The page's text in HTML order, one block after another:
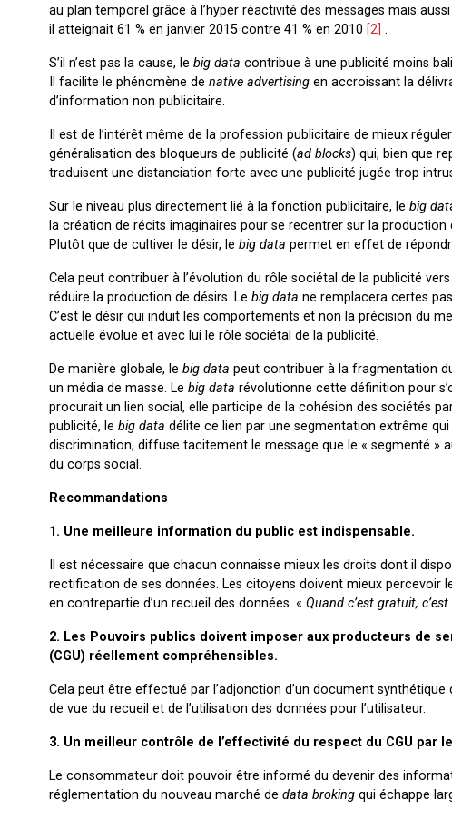
au plan temporel grâce à l’hyper réactivité des messages mais
il atteignait 61 % en janvier 2015 contre 41 % en 2010 [2] .
S’il n’est pas la cause, le big data contribue à une publicité moins
Il facilite le phénomène de native advertisingen accroissant la
d’information non publicitaire.
Il est de l’intérêt même de la profession publicitaire de mieux
généralisation des bloqueurs de publicité (ad blocks) qui, bien que
traduisent une distanciation forte avec une publicité jugée trop
Sur le niveau plus directement lié à la fonction publicitaire, le big dat
la création de récits imaginaires pour se recentrer sur la
Plutôt que de cultiver le désir, le big data permet en effet de
Cela peut contribuer à l’évolution du rôle sociétal de la publicité
réduire la production de désirs. Le big data ne remplacera certes
C’est le désir qui induit les comportements et non la précision du
actuelle évolue et avec lui le rôle sociétal de la publicité.
De manière globale, le big data peut contribuer à la fragmentation
un média de masse. Le big data révolutionne cette définition pour
procurait un lien social, elle participe de la cohésion des sociétés
publicité, le big data délite ce lien par une segmentation extrême
discrimination, diffuse tacitement le message que le « segmenté »
du corps social.
Recommandations
1. Une meilleure information du public est indispensable.
Il est nécessaire que chacun connaisse mieux les droits dont il
rectification de ses données. Les citoyens doivent mieux percevoir
en contrepartie d’un recueil des données. « Quand c’est gratuit,
2. Les Pouvoirs publics doivent imposer aux producteurs de
(CGU) réellement compréhensibles.
Cela peut être effectué par l’adjonction d’un document
de vue du recueil et de l’utilisation des données pour l’utilisateur.
3. Un meilleur contrôle de l’effectivité du respect du CGU
Le consommateur doit pouvoir être informé du devenir des
réglementation du nouveau marché de data brokingqui échappe